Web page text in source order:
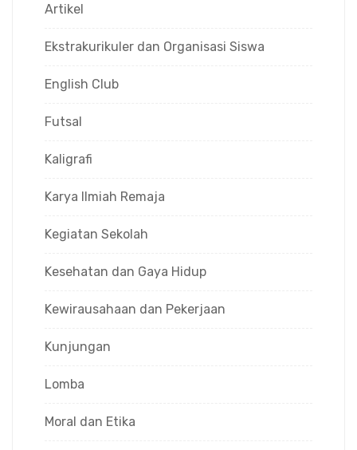
Artikel
Ekstrakurikuler dan Organisasi Siswa
English Club
Futsal
Kaligrafi
Karya Ilmiah Remaja
Kegiatan Sekolah
Kesehatan dan Gaya Hidup
Kewirausahaan dan Pekerjaan
Kunjungan
Lomba
Moral dan Etika